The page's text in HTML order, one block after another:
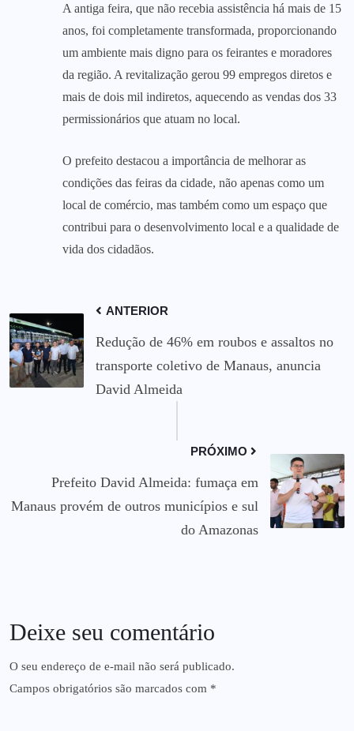
A antiga feira, que não recebia assistência há mais de 15
anos, foi completamente transformada, proporcionando
um ambiente mais digno para os feirantes e moradores
da região. A revitalização gerou 99 empregos diretos e
mais de dois mil indiretos, aquecendo as vendas dos 33
permissionários que atuam no local.
O prefeito destacou a importância de melhorar as
condições das feiras da cidade, não apenas como um
local de comércio, mas também como um espaço que
contribui para o desenvolvimento local e a qualidade de
vida dos cidadãos.
ANTERIOR
Redução de 46% em roubos e assaltos no
transporte coletivo de Manaus, anuncia
David Almeida
PRÓXIMO
Prefeito David Almeida: fumaça em
Manaus provém de outros municípios e sul
do Amazonas
Deixe seu comentário
O seu endereço de e-mail não será publicado.
Campos obrigatórios são marcados com *